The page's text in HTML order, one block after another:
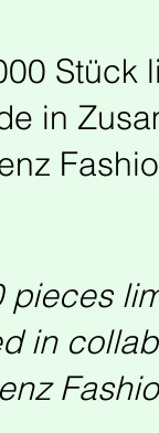
Stück
in
pieces
in